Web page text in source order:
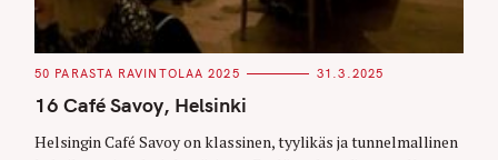
C
T
E
O
R
50 PARASTA RAVINTOLAA 2025 31.3.2025
16 Café Savoy, Helsinki
Helsingin Café Savoy on klassinen, tyylikäs ja tunnelmallinen